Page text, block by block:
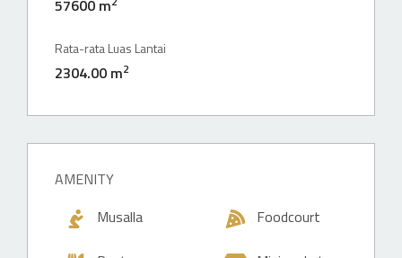
57600 m
Rata-rata Luas Lantai
2304.00 m2
AMENITY
Musalla
Foodcourt